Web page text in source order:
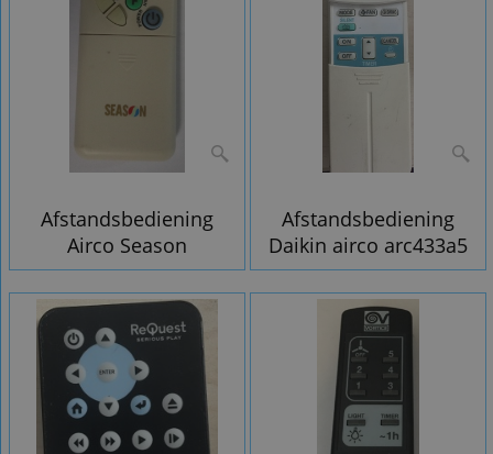
Afstandsbediening
Airco Season
Afstandsbediening
Daikin airco arc433a5